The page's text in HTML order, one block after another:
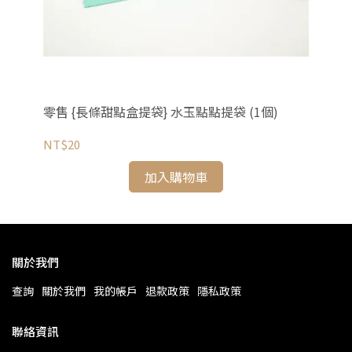
零售 {長條甜點盒提袋} 水玉點點提袋 (1個)
NT$20
加入購物車
關於我們
查詢 關於我們 我的帳戶 退款政策 隱私政策
聯絡資訊